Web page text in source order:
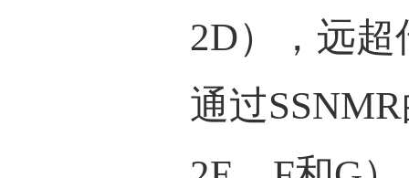
速传
层，